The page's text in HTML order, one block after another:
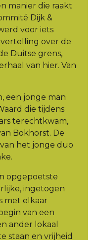
manier die raakt
Dijk &
voor iets
over de
Duitse grens,
van hier. Van
een jonge man
die tijdens
terechtkwam,
Bokhorst. De
het jonge duo
opgepoetste
ingetogen
met elkaar
van een
ander lokaal
staan en vrijheid